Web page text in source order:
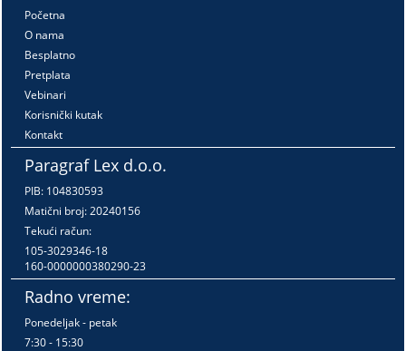
Početna
O nama
Besplatno
Pretplata
Vebinari
Korisnički kutak
Kontakt
Paragraf Lex d.o.o.
PIB: 104830593
Matični broj: 20240156
Tekući račun:
105-3029346-18
160-0000000380290-23
Radno vreme:
Ponedeljak - petak
7:30 - 15:30